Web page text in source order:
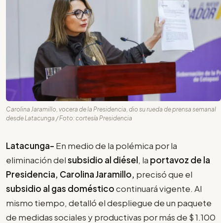
Carolina Jaramillo, vocera de la Presidencia, dio su rueda de prensa semanal
desde Latacunga / Foto: cortesía Presidencia
Latacunga- En medio de la polémica por la
eliminación delsubsidio al diésel, la portavoz de la
Presidencia, Carolina Jaramillo, precisó que el
subsidio al gas domésticocontinuará vigente. Al
mismo tiempo, detalló el despliegue de un paquete
de medidas sociales y productivas por más de $ 1.100